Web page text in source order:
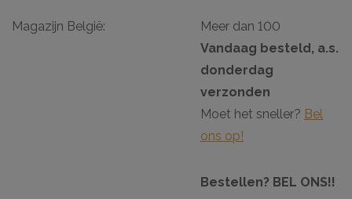
Magazijn België:
Meer dan 100
Vandaag besteld, a.s.
donderdag
verzonden
Moet het sneller? Bel
ons op!
Bestellen? BEL ONS!!